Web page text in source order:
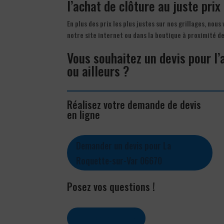
l’achat de clôture au juste
En plus des prix les plus justes sur nos grillages,
notre site internet ou dans la boutique à proximité
Vous souhaitez un devis pour
ou ailleurs ?
Réalisez votre demande de devis
en ligne
Posez vos questions !